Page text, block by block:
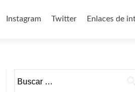
Instagram Twitter Enlaces de